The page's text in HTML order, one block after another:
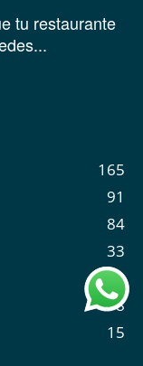
tu restaurante
165
91
84
33
28
18
15